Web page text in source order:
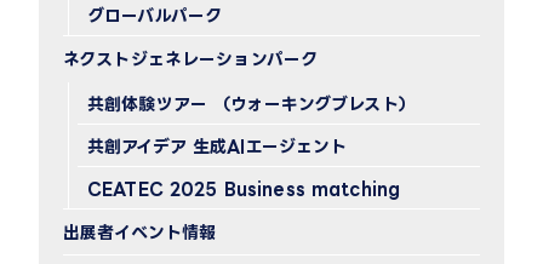
グローバルパーク
ネクストジェネレーションパーク
共創体験ツアー （ウォーキングブレスト）
共創アイデア 生成AIエージェント
CEATEC 2025 Business matching
出展者イベント情報